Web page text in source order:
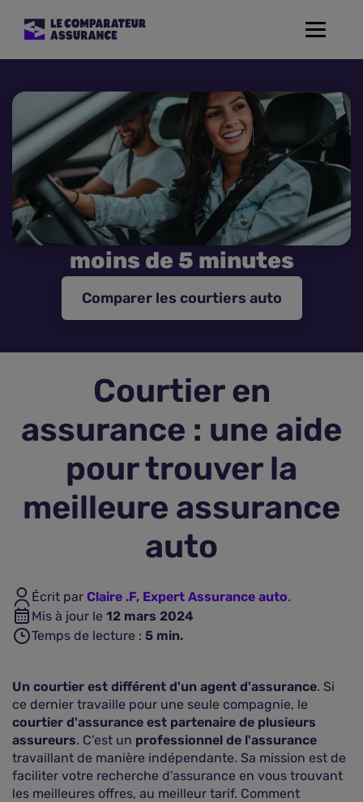
Toggle
Mutuelle Santé
Assurance Moto
Assurance Habitation
Assurance de prêt
Assurance Animaux
Assurance vie
Plus d'assurances
moins de 5 minutes
Comparer les courtiers auto
Courtier en
assurance : une aide
pour trouver la
meilleure assurance
auto
Écrit par Claire .F, Expert Assurance auto.
Mis à jour le 12 mars 2024
Temps de lecture : 5 min.
Un courtier est différent d'un agent d'assurance. Si
ce dernier travaille pour une seule compagnie, le
courtier d'assurance est partenaire de plusieurs
assureurs. C'est un professionnel de l'assurance
travaillant de manière indépendante. Sa mission est de
faciliter votre recherche d'assurance en vous trouvant
les meilleures offres, au meilleur tarif. Comment